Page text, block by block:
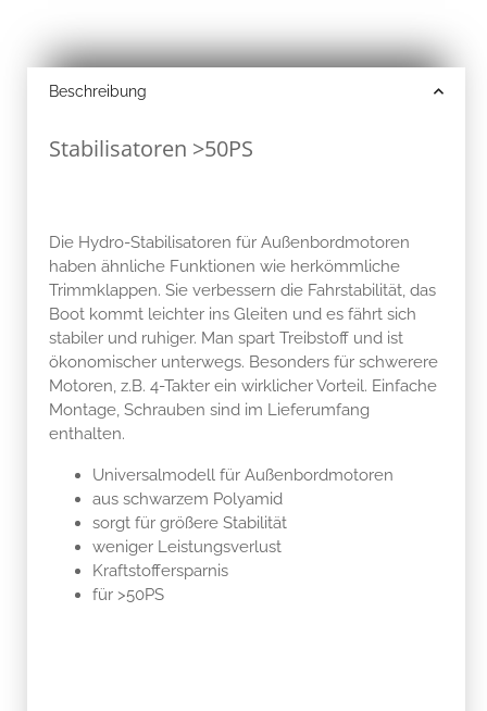
Beschreibung
Stabilisatoren >50PS
Die Hydro-Stabilisatoren für Außenbordmotoren
haben ähnliche Funktionen wie herkömmliche
Trimmklappen. Sie verbessern die Fahrstabilität, das
Boot kommt leichter ins Gleiten und es fährt sich
stabiler und ruhiger. Man spart Treibstoff und ist
ökonomischer unterwegs. Besonders für schwerere
Motoren, z.B. 4-Takter ein wirklicher Vorteil. Einfache
Montage, Schrauben sind im Lieferumfang
enthalten.
Universalmodell für Außenbordmotoren
aus schwarzem Polyamid
sorgt für größere Stabilität
weniger Leistungsverlust
Kraftstoffersparnis
für >50PS